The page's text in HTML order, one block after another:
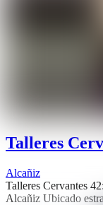
Talleres
Alcañiz
Talleres Cervantes
Alcañiz Ubicado